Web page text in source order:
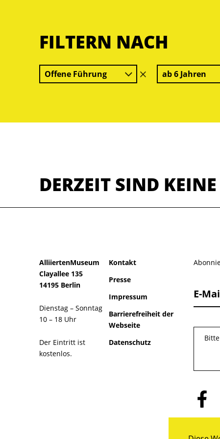
FILTERN NACH
Offene Führung
Filter
löschen
ab 6 Jahren
DERZEIT SIND
AlliiertenMuseum
Clayallee 135
14195 Berlin
Dienstag – Sonntag
10 – 18 Uhr
Der Eintritt ist
kostenlos.
Kontakt
Presse
Impressum
Barrierefreiheit der
Webseite
Datenschutz
E-
Folge
uns
auf